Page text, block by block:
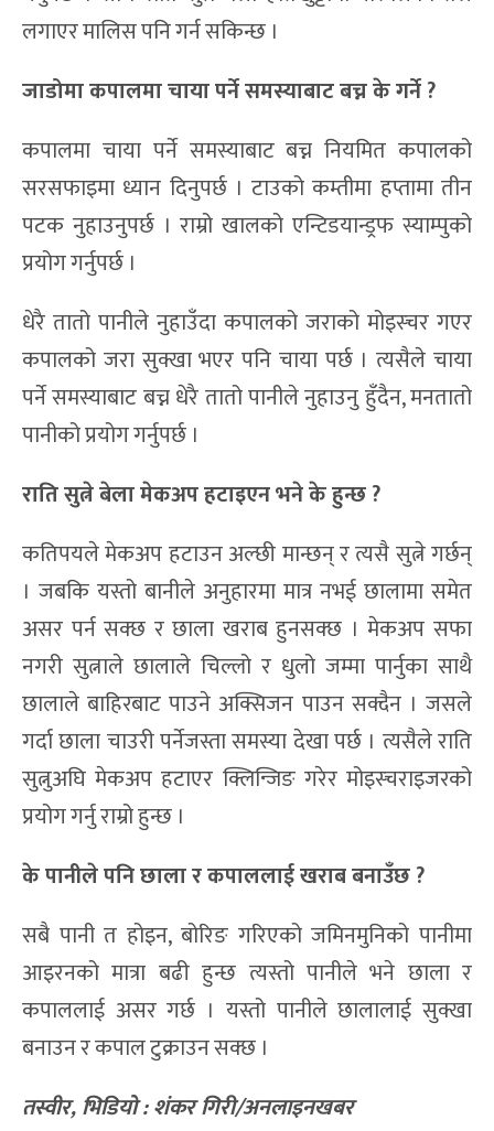
लगाएर मालिस पनि गर्न सकिन्छ ।
जाडोमा कपालमा चाया पर्ने समस्याबाट बच्न के गर्ने ?
कपालमा चाया पर्ने समस्याबाट बच्न नियमित कपालको
सरसफाइमा ध्यान दिनुपर्छ । टाउको कम्तीमा हप्तामा तीन
पटक नुहाउनुपर्छ । राम्रो खालको एन्टिडयान्ड्रफ स्याम्पुको
प्रयोग गर्नुपर्छ ।
धेरै तातो पानीले नुहाउँदा कपालको जराको मोइस्चर गएर
कपालको जरा सुक्खा भएर पनि चाया पर्छ । त्यसैले चाया
पर्ने समस्याबाट बच्न धेरै तातो पानीले नुहाउनु हुँदैन, मनतातो
पानीको प्रयोग गर्नुपर्छ ।
रातिसुत्ने बेला मेकअप हटाइएन भने के हुन्छ ?
कतिपयले मेकअप हटाउन अल्छी मान्छन् र त्यसै सुत्ने गर्छन्
। जबकि यस्तो बानीले अनुहारमा मात्र नभई छालामा समेत
असर पर्न सक्छ र छाला खराब हुनसक्छ । मेकअप सफा
नगरी सुत्नाले छालाले चिल्लो र धुलो जम्मा पार्नुका साथै
छालाले बाहिरबाट पाउने अक्सिजन पाउन सक्दैन । जसले
गर्दा छाला चाउरी पर्नेजस्ता समस्या देखा पर्छ । त्यसैले राति
सुत्नुअघि मेकअप हटाएर क्लिन्जिङ गरेर मोइस्चराइजरको
प्रयोग गर्नु राम्रो हुन्छ ।
के पानीले पनि छाला र कपाललाई खराब बनाउँछ ?
सबै पानी त होइन, बोरिङ गरिएको जमिनमुनिको पानीमा
आइरनको मात्रा बढी हुन्छ त्यस्तो पानीले भने छाला र
कपाललाई असर गर्छ । यस्तो पानीले छालालाई सुक्खा
बनाउन र कपाल टुक्राउन सक्छ ।
तस्वीर,भिडियो:शंकर गिरी/अनलाइनखबर